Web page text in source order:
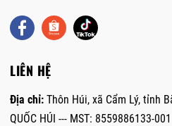
LIÊN HỆ
Địa chỉ: Thôn Húi, xã Cẩm Lý, tỉnh
QUỐC HÚI --- MST: 8559886133-001